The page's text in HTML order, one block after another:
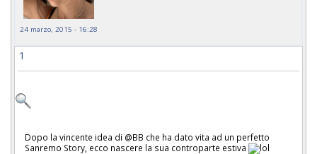
24 marzo, 2015 - 16:28
1
Dopo la vincente idea di @BB che ha dato vita ad un perfetto
Sanremo Story, ecco nascere la sua controparte estiva